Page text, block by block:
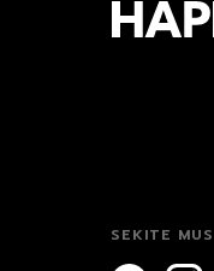
SEKITE MUS